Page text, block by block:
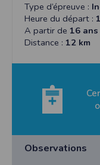
Type d’épreuve :
Heure du départ :
A partir de 16 ans
Distance : 12 km
Observations